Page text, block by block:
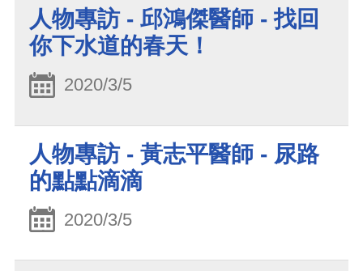
人物專訪 - 邱鴻傑醫師 - 找回
你下水道的春天！
2020/3/5
人物專訪 - 黃志平醫師 - 尿路
的點點滴滴
2020/3/5